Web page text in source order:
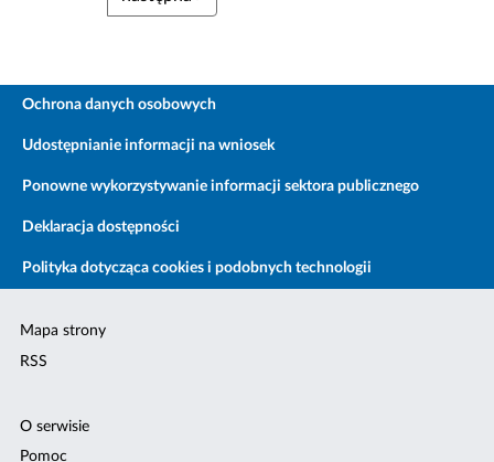
Ochrona danych osobowych
Udostępnianie informacji na wniosek
Ponowne wykorzystywanie informacji sektora publicznego
Deklaracja dostępności
Polityka dotycząca cookies i podobnych technologii
Mapa strony
RSS
O serwisie
Pomoc